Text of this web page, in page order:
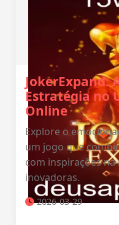
JokerExpand:
Estratégia no
Online
Explore o
um jogo que
com inspirações
inovadoras.
2026-03-29